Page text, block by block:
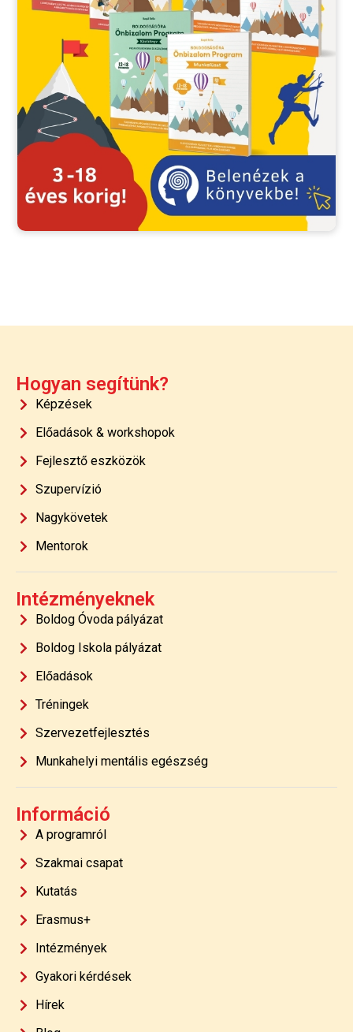
Hogyan segítünk?
Képzések
Előadások & workshopok
Fejlesztő eszközök
Szupervízió
Nagykövetek
Mentorok
Intézményeknek
Boldog Óvoda pályázat
Boldog Iskola pályázat
Előadások
Tréningek
Szervezetfejlesztés
Munkahelyi mentális egészség
Információ
A programról
Szakmai csapat
Kutatás
Erasmus+
Intézmények
Gyakori kérdések
Hírek